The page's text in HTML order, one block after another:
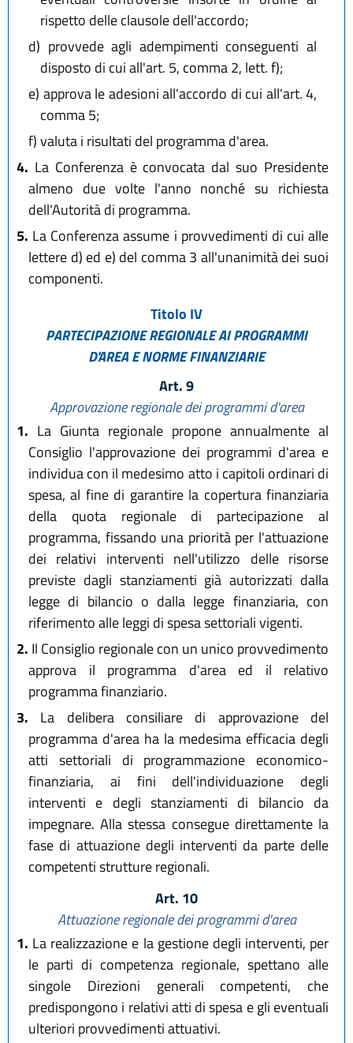
rispetto delle clausole dell'accordo;
d) provvede agli adempimenti conseguenti al
disposto di cui all'art. 5, comma 2, lett. f);
e) approva le adesioni all'accordo di cui all'art. 4,
comma 5;
f)valuta i risultati del programma d'area.
4. La Conferenza è convocata dal suo Presidente
almeno due volte l'anno nonché su richiesta
dell'Autorità di programma.
5. La Conferenza assume i provvedimenti di cui alle
lettere d) ed e) del comma 3 all'unanimità dei suoi
componenti.
Titolo IV
PARTECIPAZIONE REGIONALE AI PROGRAMMI
D'AREAE NORME FINANZIARIE
Art. 9
Approvazione regionale dei programmi d'area
1. La Giunta regionale propone annualmente al
Consiglio l'approvazione dei programmi d'area e
individua con il medesimo atto i capitoli ordinari di
spesa, al fine di garantire la copertura finanziaria
della quota regionale di partecipazione al
programma, fissando una priorità per l'attuazione
dei relativi interventi nell'utilizzo delle risorse
previste dagli stanziamenti già autorizzati dalla
legge di bilancio o dalla legge finanziaria, con
riferimento alle leggi di spesa settoriali vigenti.
2. Il Consiglio regionale con un unico provvedimento
approva il programma d'area ed il relativo
programma finanziario.
3. La delibera consiliare di approvazione del
programma d'area ha la medesima efficacia degli
atti settoriali di programmazione economico-
finanziaria, ai fini dell'individuazione degli
interventi e degli stanziamenti di bilancio da
impegnare. Alla stessa consegue direttamente la
fase di attuazione degli interventi da parte delle
competenti strutture regionali.
Art. 10
Attuazione regionale dei programmi d'area
1. La realizzazione e la gestione degli interventi, per
le parti di competenza regionale, spettano alle
singole Direzioni generali competenti, che
predispongono i relativi atti di spesa e gli eventuali
ulteriori provvedimenti attuativi.